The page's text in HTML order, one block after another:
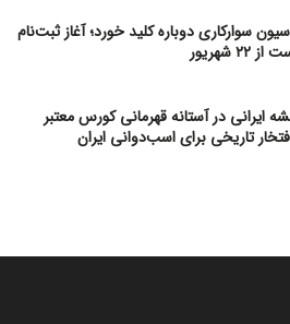
سوارکاری دوباره کلید خورد؛ آغاز ثبت‌نام
شهریور
ایرانی در آستانه قهرمانی کورس معتبر
تاریخی برای اسب‌دوانی ایران